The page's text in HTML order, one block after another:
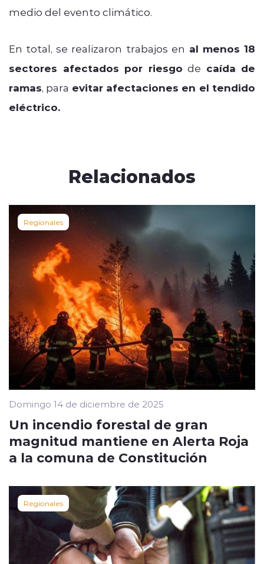
medio del evento climático.
En total, se realizaron trabajos en al menos 18
sectores afectados por riesgo de caída de
ramas, para evitar afectaciones en el tendido
eléctrico.
Relacionados
Regionales
Domingo 14 de diciembre de 2025
Un incendio forestal de gran
magnitud mantiene en Alerta Roja
a la comuna de Constitución
Regionales